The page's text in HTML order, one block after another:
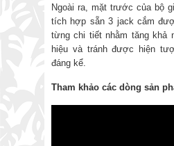
Ngoài ra, mặt trước của bộ
tích hợp sẵn 3 jack cắm
từng chi tiết nhằm tăng khả
hiệu và tránh được hiện
đáng kể.
Tham khảo các dòng sản